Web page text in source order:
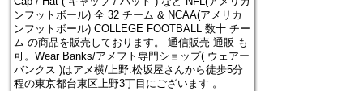
ンフットボール) 全 32 チーム & NCAA(アメリカ
ンフットボール) COLLEGE FOOTBALL 数十 チー
ム の商品を販売しております。 通信販売 通販 も
可。Wear Banks/アメフト専門ショップ( ウェアー
バンクス )はアメ横/上野.松坂屋さんから徒歩5分
程の東京都台東区上野3丁目にございます 。